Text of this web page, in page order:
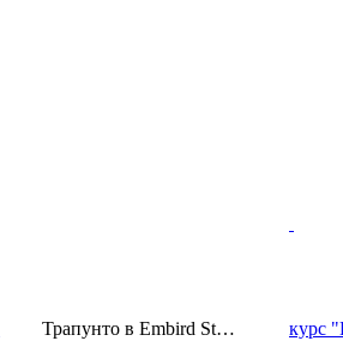
Трапунто в Embird St… курс